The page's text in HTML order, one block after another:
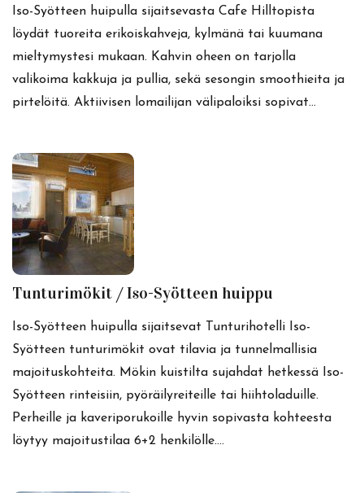
Iso-Syötteen huipulla sijaitsevasta Cafe Hilltopista
löydät tuoreita erikoiskahveja, kylmänä tai kuumana
mieltymystesi mukaan. Kahvin oheen on tarjolla
valikoima kakkuja ja pullia, sekä sesongin smoothieita ja
pirtelöitä. Aktiivisen lomailijan välipaloiksi sopivat…
Tunturimökit / Iso-Syötteen huippu
Iso-Syötteen huipulla sijaitsevat Tunturihotelli Iso-
Syötteen tunturimökit ovat tilavia ja tunnelmallisia
majoituskohteita. Mökin kuistilta sujahdat hetkessä Iso-
Syötteen rinteisiin, pyöräilyreiteille tai hiihtoladuille.
Perheille ja kaveriporukoille hyvin sopivasta kohteesta
löytyy majoitustilaa 6+2 henkilölle.…